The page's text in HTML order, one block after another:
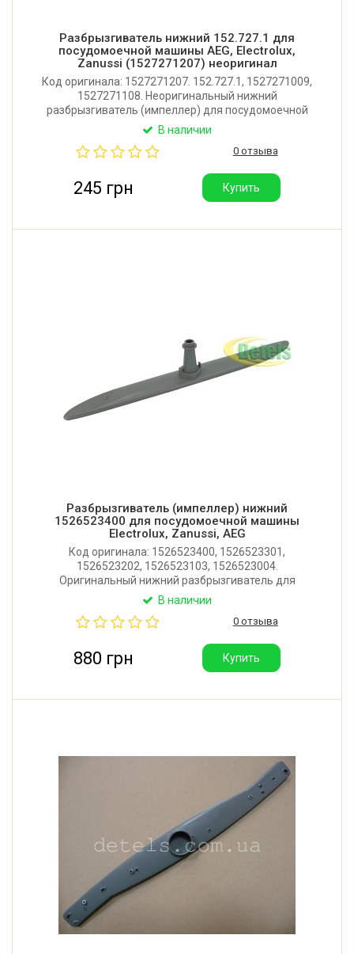
Разбрызгиватель нижний 152.727.1 для
посудомоечной машины AEG, Electrolux,
Zanussi (1527271207) неоригинал
Код оригинала: 1527271207. 152.727.1, 1527271009,
1527271108. Неоригинальный нижний
разбрызгиватель (импеллер) для посудомоечной
машины AEG, Electrolux, Zanussi, Privileg. Длина: 340
В наличии
0 отзыва
245 грн Купить
Разбрызгиватель (импеллер) нижний
1526523400 для посудомоечной машины
Electrolux, Zanussi, AEG
Код оригинала: 1526523400, 1526523301,
1526523202, 1526523103, 1526523004.
Оригинальный нижний разбрызгиватель для
посудомоечной машины Electrolux, Zanussi, AEG,
В наличии
0 отзыва
880 грн Купить